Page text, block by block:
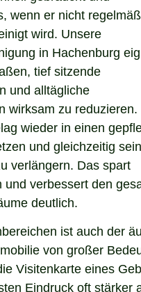
wenn er nicht
wird. Unsere
in Hachenburg
tief sitzende
und alltägliche
wirksam zu reduzieren.
wieder in einen
und gleichzeitig
verlängern. Das spart
und verbessert den
deutlich.
ist auch der
von großer
Visitenkarte eines
Eindruck oft stärker